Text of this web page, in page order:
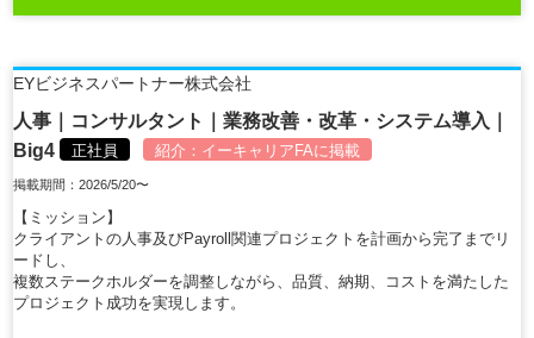
EYビジネスパートナー株式会社
人事｜コンサルタント｜業務改善・改革・システム導入｜
Big4
正社員 紹介： イーキャリアFAに掲載
掲載期間：2026/5/20〜
【ミッション】
クライアントの人事及びPayroll関連プロジェクトを計画から完了までリ
ードし、
複数ステークホルダーを調整しながら、品質、納期、コストを満たした
プロジェクト成功を実現します。